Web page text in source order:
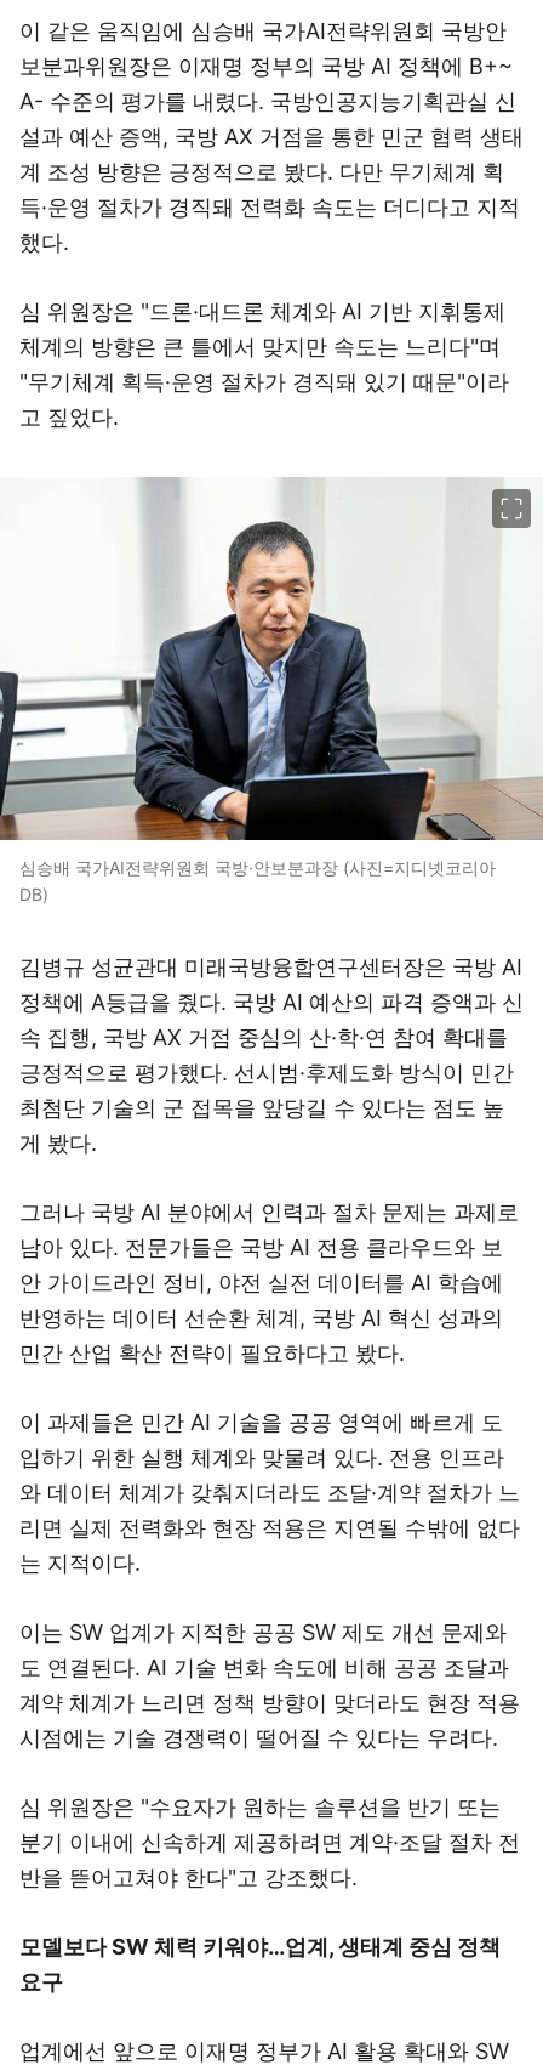
이 같은 움직임에 심승배 국가AI전략위원회 국방안
보분과위원장은 이재명 정부의 국방 AI 정책에 B+~
A- 수준의 평가를 내렸다. 국방인공지능기획관실 신
설과 예산 증액, 국방 AX 거점을 통한 민군 협력 생태
계 조성 방향은 긍정적으로 봤다. 다만 무기체계 획
득·운영 절차가 경직돼 전력화 속도는 더디다고 지적
했다.
심 위원장은 "드론·대드론 체계와 AI 기반 지휘통제
체계의 방향은 큰 틀에서 맞지만 속도는 느리다"며
"무기체계 획득·운영 절차가 경직돼 있기 때문"이라
고 짚었다.
심승배 국가AI전략위원회 국방·안보분과장 (사진=지디넷코리아
DB)
김병규 성균관대 미래국방융합연구센터장은 국방 AI
정책에 A등급을 줬다. 국방 AI 예산의 파격 증액과 신
속 집행, 국방 AX 거점 중심의 산·학·연 참여 확대를
긍정적으로 평가했다. 선시범·후제도화 방식이 민간
최첨단 기술의 군 접목을 앞당길 수 있다는 점도 높
게 봤다.
그러나 국방 AI 분야에서 인력과 절차 문제는 과제로
남아 있다. 전문가들은 국방 AI 전용 클라우드와 보
안 가이드라인 정비, 야전 실전 데이터를 AI 학습에
반영하는 데이터 선순환 체계, 국방 AI 혁신 성과의
민간 산업 확산 전략이 필요하다고 봤다.
이 과제들은 민간 AI 기술을 공공 영역에 빠르게 도
입하기 위한 실행 체계와 맞물려 있다. 전용 인프라
와 데이터 체계가 갖춰지더라도 조달·계약 절차가 느
리면 실제 전력화와 현장 적용은 지연될 수밖에 없다
는 지적이다.
이는 SW 업계가 지적한 공공 SW 제도 개선 문제와
도 연결된다. AI 기술 변화 속도에 비해 공공 조달과
계약 체계가 느리면 정책 방향이 맞더라도 현장 적용
시점에는 기술 경쟁력이 떨어질 수 있다는 우려다.
심 위원장은 "수요자가 원하는 솔루션을 반기 또는
분기 이내에 신속하게 제공하려면 계약·조달 절차 전
반을 뜯어고쳐야 한다"고 강조했다.
모델보다 SW 체력 키워야…업계, 생태계 중심 정책
요구
업계에선 앞으로 이재명 정부가 AI 활용 확대와 SW